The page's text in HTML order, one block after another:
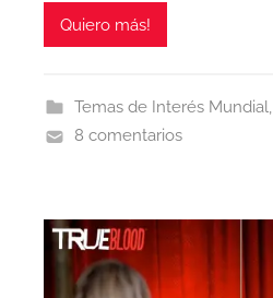
Quiero más!
Temas de Interés Mundial,
8 comentarios